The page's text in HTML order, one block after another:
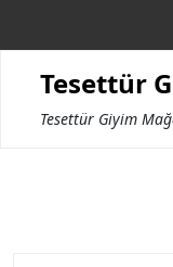
Tesettür
Tesettür Giyim